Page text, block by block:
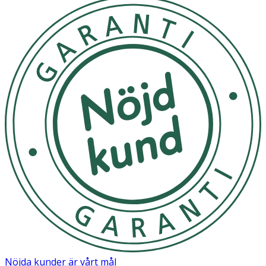
spillskydd (mjölklås), hopfällbar tratt för pulver och
mätningar i standardmängder vid matning.Anpassad för
digKombinera olika nappmaterial, flödeshastigheter,
tillbehör och färger på korkar inom hela kollektione
Innan första användning, sterilisera alla flaskdelar i
kokande vatten i 5 minuter. Kontrollera napparna
regelbundet och byt ut dem vid behov (var 1–2 månad för
latex, 2–3 månader för silikon), eller tidigare om de
skadas.Sterilisering rekommenderas före varje
användning. Överskrid aldrig flaskans maximala
temperaturtålighet på 100 °C och täck eller försegla
aldrig flaskan under sterilisering. Alla flaskdelar förutom
tratten och nappen är diskmaskinssäkra i översta
facket.Besök vår rengöringsguide för flaskor och vår
guide för rengöring av nappar för viktiga instruktioner.
Before first use, disassemble and clean the product and
place the components in boiling water for 5 min. to
ensure hygiene. Before each subsequent use clean
Nöjda kunder är vårt mål